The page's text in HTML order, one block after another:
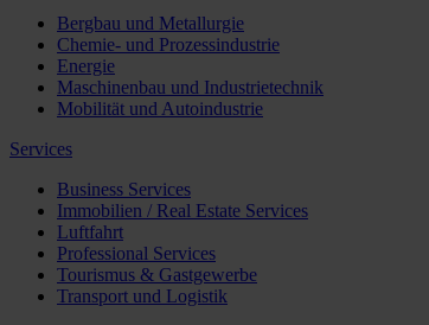
Bergbau und Metallurgie
Chemie- und Prozessindustrie
Energie
Maschinenbau und Industrietechnik
Mobilität und Autoindustrie
Services
Business Services
Immobilien / Real Estate Services
Luftfahrt
Professional Services
Tourismus & Gastgewerbe
Transport und Logistik